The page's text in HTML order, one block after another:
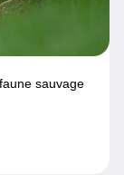
sauvage